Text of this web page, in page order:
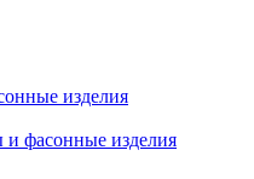
изделия
и фасонные изделия